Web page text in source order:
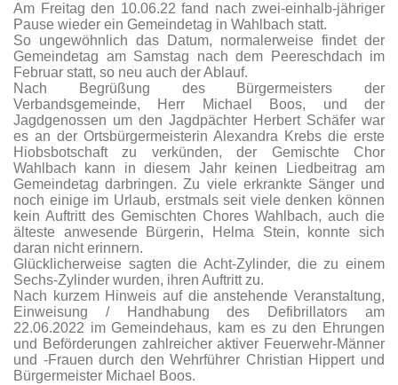
Am Freitag den 10.06.22 fand nach zwei-einhalb-jähriger
Pause wieder ein Gemeindetag in Wahlbach statt.
So ungewöhnlich das Datum, normalerweise findet der
Gemeindetag am Samstag nach dem Peereschdach im
Februar statt, so neu auch der Ablauf.
Nach Begrüßung des Bürgermeisters der
Verbandsgemeinde, Herr Michael Boos, und der
Jagdgenossen um den Jagdpächter Herbert Schäfer war
es an der Ortsbürgermeisterin Alexandra Krebs die erste
Hiobsbotschaft zu verkünden, der Gemischte Chor
Wahlbach kann in diesem Jahr keinen Liedbeitrag am
Gemeindetag darbringen. Zu viele erkrankte Sänger und
noch einige im Urlaub, erstmals seit viele denken können
kein Auftritt des Gemischten Chores Wahlbach, auch die
älteste anwesende Bürgerin, Helma Stein, konnte sich
daran nicht erinnern.
Glücklicherweise sagten die Acht-Zylinder, die zu einem
Sechs-Zylinder wurden, ihren Auftritt zu.
Nach kurzem Hinweis auf die anstehende Veranstaltung,
Einweisung / Handhabung des Defibrillators am
22.06.2022 im Gemeindehaus, kam es zu den Ehrungen
und Beförderungen zahlreicher aktiver Feuerwehr-Männer
und -Frauen durch den Wehrführer Christian Hippert und
Bürgermeister Michael Boos.